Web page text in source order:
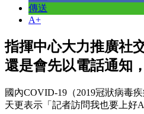
傳送
A+
指揮中心大力推廣社
還是會先以電話通知
國內COVID-19（2019冠狀病毒
天更表示「記者訪問我也要上好